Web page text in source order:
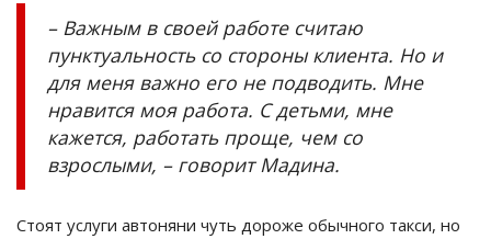
– Важным в своей работе считаю
пунктуальность со стороны клиента. Но и
для меня важно его не подводить. Мне
нравится моя работа. С детьми, мне
кажется, работать проще, чем со
взрослыми, – говорит Мадина.
Стоят услуги автоняни чуть дороже обычного такси, но